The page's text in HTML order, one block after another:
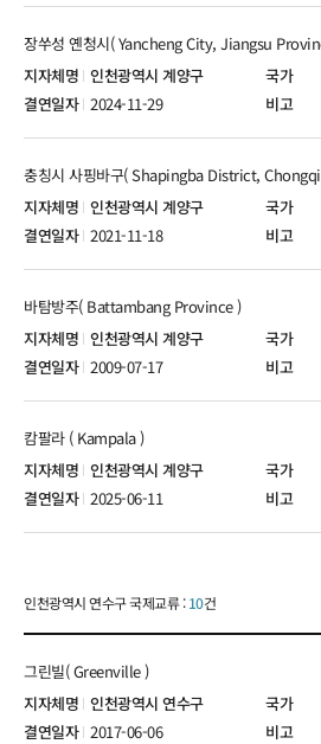
인천광역시 계양구
장쑤성 옌청시( Yancheng City, Jiangsu
2024-11-29
인천광역시 계양구
충칭시 사핑바구( Shapingba District,
2021-11-18
인천광역시 계양구
바탐방주( Battambang Province )
2009-07-17
인천광역시 계양구
캄팔라 ( Kampala )
2025-06-11
인천광역시 연수구 국제교류 :10건
인천광역시 연수구
그린빌( Greenville )
2017-06-06